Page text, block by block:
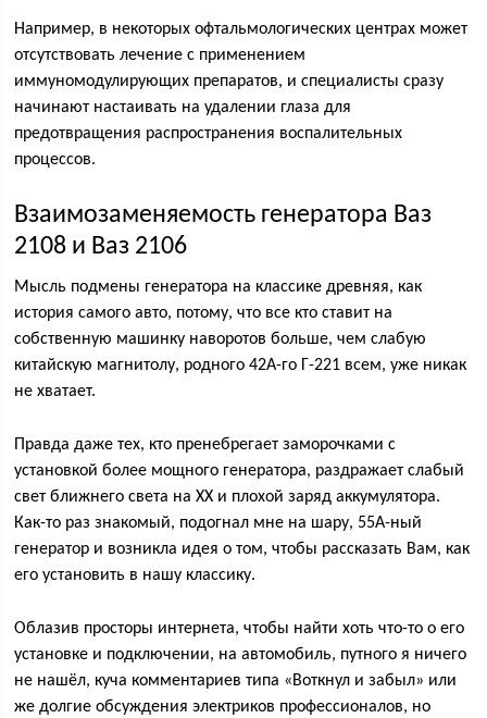
Например, в некоторых офтальмологических центрах может
отсутствовать лечение с применением
иммуномодулирующих препаратов, и специалисты сразу
начинают настаивать на удалении глаза для
предотвращения распространения воспалительных
процессов.
Взаимозаменяемость генератора Ваз
2108 и Ваз 2106
Мысль подмены генератора на классике древняя, как
история самого авто, потому, что все кто ставит на
собственную машинку наворотов больше, чем слабую
китайскую магнитолу, родного 42А-го Г-221 всем, уже никак
не хватает.
Правда даже тех, кто пренебрегает заморочками с
установкой более мощного генератора, раздражает слабый
свет ближнего света на ХХ и плохой заряд аккумулятора.
Как-то раз знакомый, подогнал мне на шару, 55А-ный
генератор и возникла идея о том, чтобы рассказать Вам, как
его установить в нашу классику.
Облазив просторы интернета, чтобы найти хоть что-то о его
установке и подключении, на автомобиль, путного я ничего
не нашёл, куча комментариев типа «Воткнул и забыл» или
же долгие обсуждения электриков профессионалов, но